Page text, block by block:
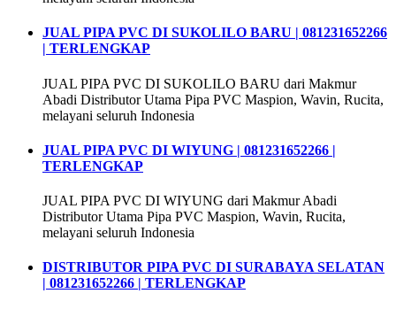
JUAL PIPA PVC DI SUKOLILO BARU | 081231652266
| TERLENGKAP
JUAL PIPA PVC DI SUKOLILO BARU dari Makmur
Abadi Distributor Utama Pipa PVC Maspion, Wavin, Rucita,
melayani seluruh Indonesia
JUAL PIPA PVC DI WIYUNG | 081231652266 |
TERLENGKAP
JUAL PIPA PVC DI WIYUNG dari Makmur Abadi
Distributor Utama Pipa PVC Maspion, Wavin, Rucita,
melayani seluruh Indonesia
DISTRIBUTOR PIPA PVC DI SURABAYA SELATAN
| 081231652266 | TERLENGKAP